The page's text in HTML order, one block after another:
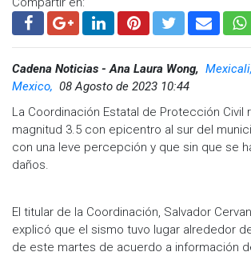
Cadena Noticias - Ana Laura Wong,
Mexico, 08 Agosto de 2023 10:44
La Coordinación Estatal de Protección Civil
magnitud 3.5 con epicentro al sur del
con una leve percepción y que sin que se
daños.
El titular de la Coordinación, Salvador
explicó que el sismo tuvo lugar alrededor
de este martes de acuerdo a información